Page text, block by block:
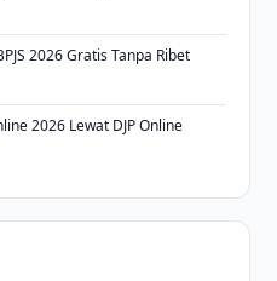
2026 Gratis Tanpa Ribet
2026 Lewat DJP Online